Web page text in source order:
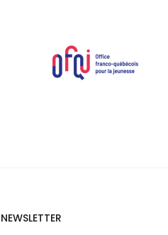
NEWSLETTER